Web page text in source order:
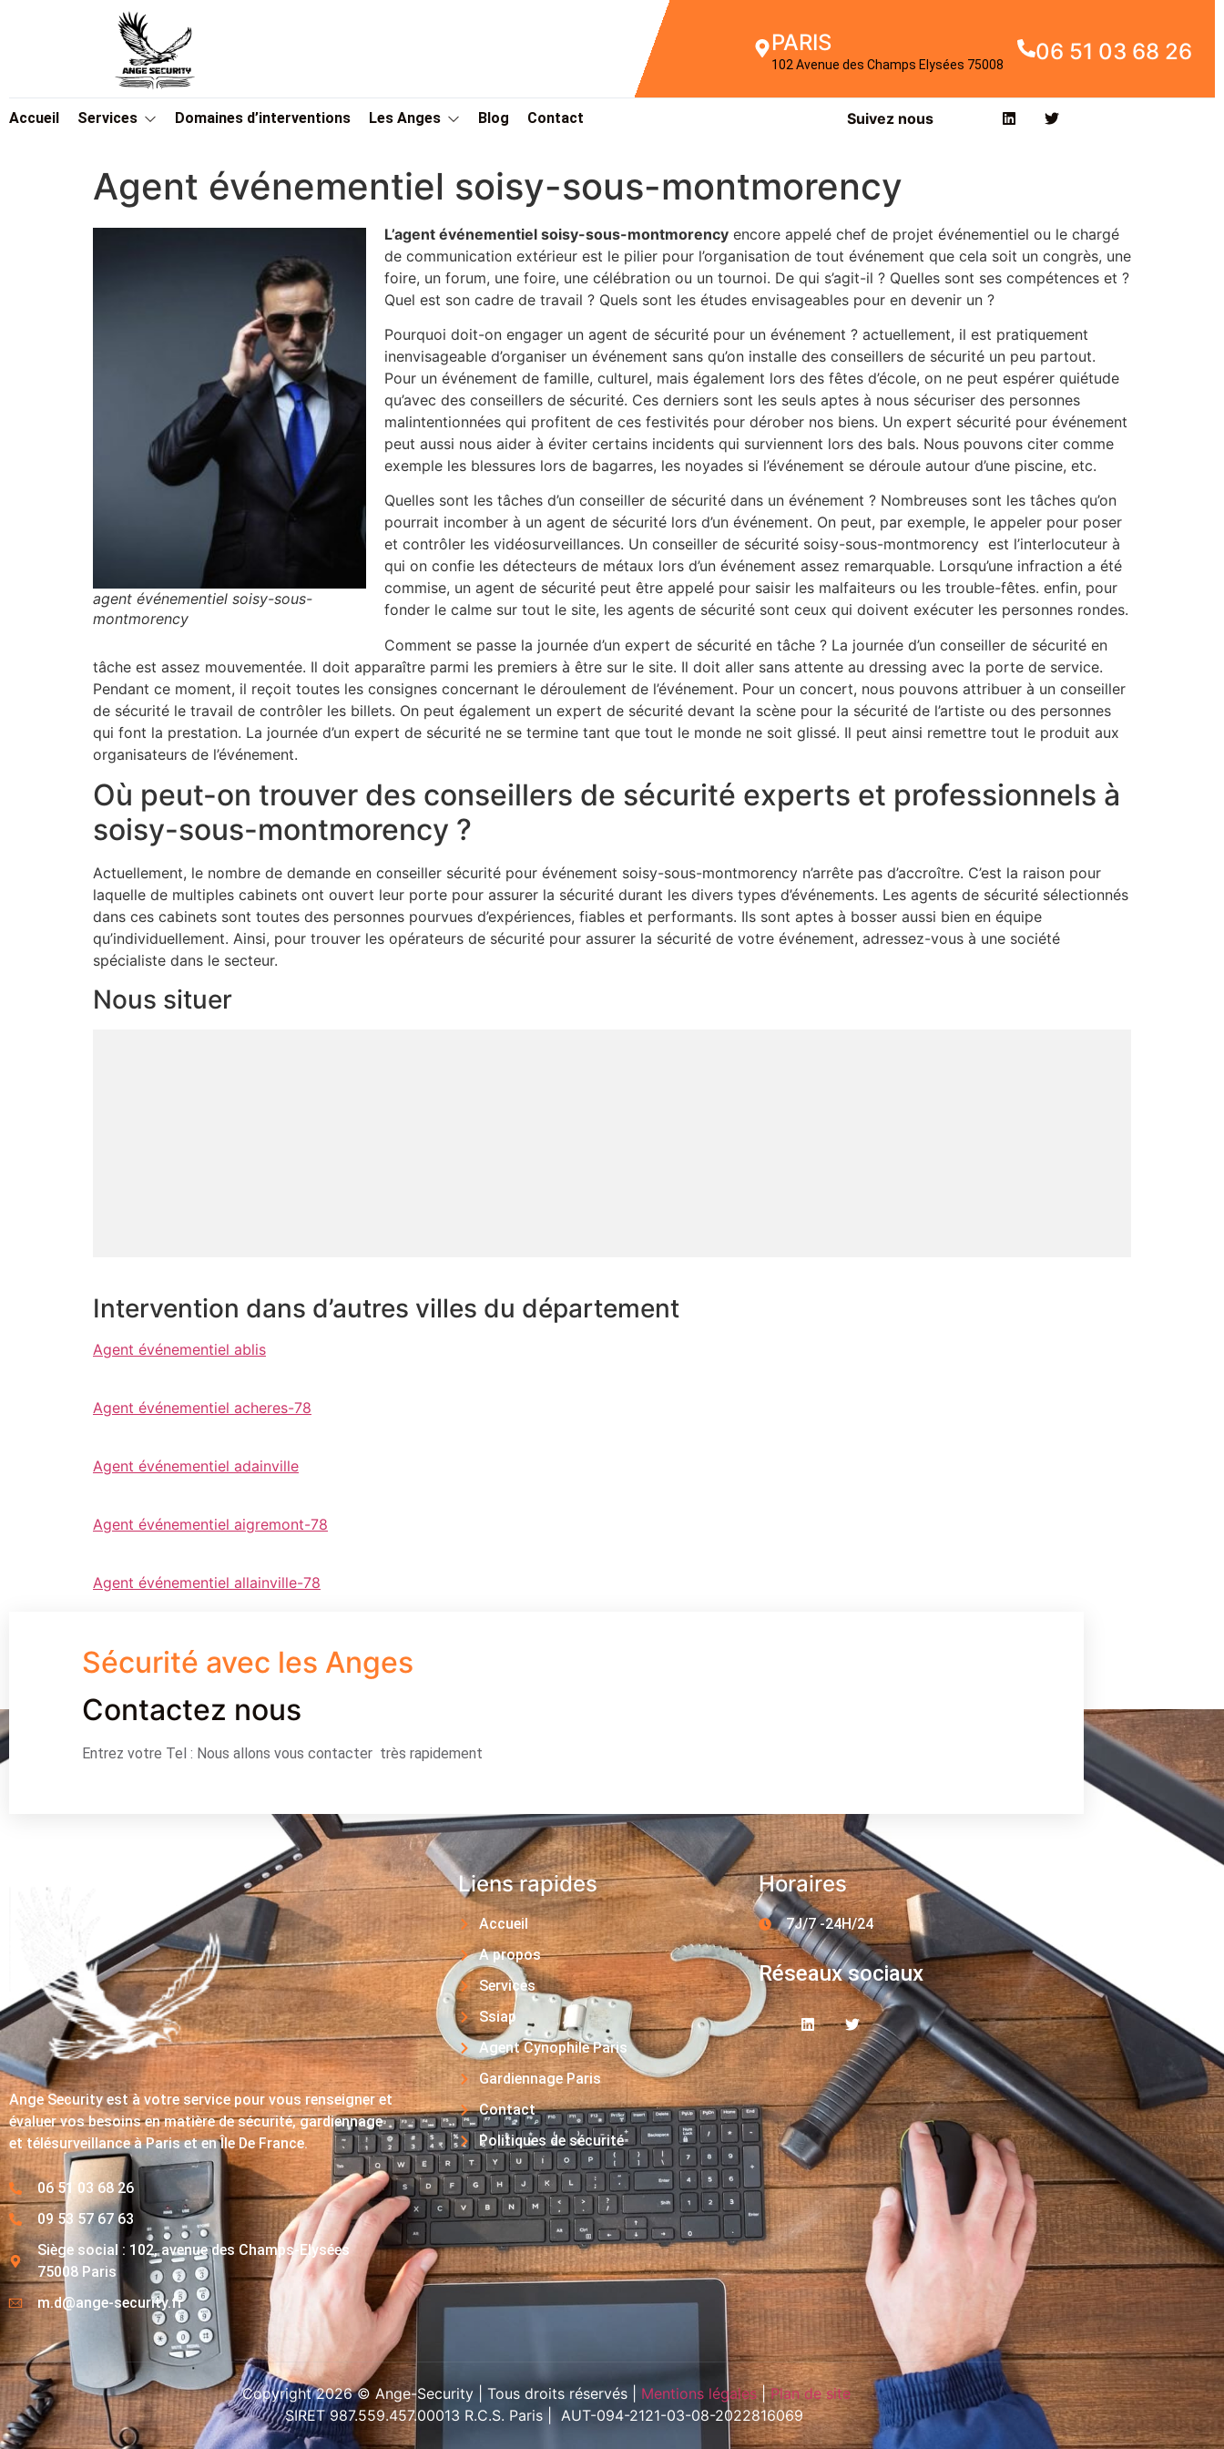
PARIS
102 Avenue des Champs Elysées 75008 06 51 03 68 26
Accueil Services Domaines d’interventions Les Anges Blog Contact Suivez nous
Agent événementiel soisy-sous-montmorency
agent événementiel soisy-sous-
montmorency
L’agent événementiel soisy-sous-montmorency encore appelé chef de projet événementiel ou le chargé
de communication extérieur est le pilier pour l’organisation de tout événement que cela soit un congrès, une
foire, un forum, une foire, une célébration ou un tournoi. De qui s’agit-il ? Quelles sont ses compétences et ?
Quel est son cadre de travail ? Quels sont les études envisageables pour en devenir un ?
Pourquoi doit-on engager un agent de sécurité pour un événement ? actuellement, il est pratiquement
inenvisageable d’organiser un événement sans qu’on installe des conseillers de sécurité un peu partout.
Pour un événement de famille, culturel, mais également lors des fêtes d’école, on ne peut espérer quiétude
qu’avec des conseillers de sécurité. Ces derniers sont les seuls aptes à nous sécuriser des personnes
malintentionnées qui profitent de ces festivités pour dérober nos biens. Un expert sécurité pour événement
peut aussi nous aider à éviter certains incidents qui surviennent lors des bals. Nous pouvons citer comme
exemple les blessures lors de bagarres, les noyades si l’événement se déroule autour d’une piscine, etc.
Quelles sont les tâches d’un conseiller de sécurité dans un événement ? Nombreuses sont les tâches qu’on
pourrait incomber à un agent de sécurité lors d’un événement. On peut, par exemple, le appeler pour poser
et contrôler les vidéosurveillances. Un conseiller de sécurité soisy-sous-montmorency est l’interlocuteur à
qui on confie les détecteurs de métaux lors d’un événement assez remarquable. Lorsqu’une infraction a été
commise, un agent de sécurité peut être appelé pour saisir les malfaiteurs ou les trouble-fêtes. enfin, pour
fonder le calme sur tout le site, les agents de sécurité sont ceux qui doivent exécuter les personnes rondes.
Comment se passe la journée d’un expert de sécurité en tâche ? La journée d’un conseiller de sécurité en
tâche est assez mouvementée. Il doit apparaître parmi les premiers à être sur le site. Il doit aller sans attente au dressing avec la porte de service.
Pendant ce moment, il reçoit toutes les consignes concernant le déroulement de l’événement. Pour un concert, nous pouvons attribuer à un conseiller
de sécurité le travail de contrôler les billets. On peut également un expert de sécurité devant la scène pour la sécurité de l’artiste ou des personnes
qui font la prestation. La journée d’un expert de sécurité ne se termine tant que tout le monde ne soit glissé. Il peut ainsi remettre tout le produit aux
organisateurs de l’événement.
Où peut-on trouver des conseillers de sécurité experts et professionnels à
soisy-sous-montmorency ?
Actuellement, le nombre de demande en conseiller sécurité pour événement soisy-sous-montmorency n’arrête pas d’accroître. C’est la raison pour
laquelle de multiples cabinets ont ouvert leur porte pour assurer la sécurité durant les divers types d’événements. Les agents de sécurité sélectionnés
dans ces cabinets sont toutes des personnes pourvues d’expériences, fiables et performants. Ils sont aptes à bosser aussi bien en équipe
qu’individuellement. Ainsi, pour trouver les opérateurs de sécurité pour assurer la sécurité de votre événement, adressez-vous à une société
spécialiste dans le secteur.
Nous situer
Intervention dans d’autres villes du département
Agent événementiel ablis
Agent événementiel acheres-78
Agent événementiel adainville
Agent événementiel aigremont-78
Agent événementiel allainville-78
Sécurité avec les Anges
Contactez nous
Entrez votre Tel : Nous allons vous contacter très rapidement
Ange Security est à votre service pour vous renseigner et
évaluer vos besoins en matière de sécurité, gardiennage
et télésurveillance à Paris et en Île De France.
06 51 03 68 26
09 53 57 67 63
Siège social : 102, avenue des Champs-Elysées
75008 Paris
m.d@ange-security.fr
Liens rapides
Accueil
A propos
Services
Ssiap
Agent Cynophile Paris
Gardiennage Paris
Contact
Politiques de sécurité
Horaires
7J/7 -24H/24
Réseaux sociaux
Copyright 2026 © Ange-Security | Tous droits réservés | Mentions légales|Plan de site
SIRET 987.559.457.00013 R.C.S. Paris | AUT-094-2121-03-08-2022816069